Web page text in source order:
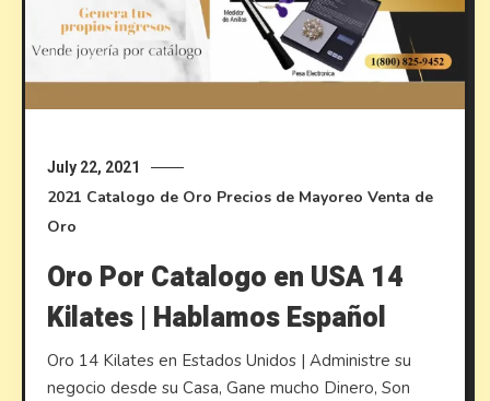
July 22, 2021
2021 Catalogo de Oro Precios de Mayoreo Venta de
Oro
Oro Por Catalogo en USA 14
Kilates | Hablamos Español
Oro 14 Kilates en Estados Unidos | Administre su
negocio desde su Casa, Gane mucho Dinero, Son